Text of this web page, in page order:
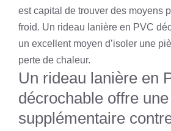
est capital de trouver des moyens
froid. Un rideau lanière en PVC
un excellent moyen d’isoler une
perte de chaleur.
Un rideau lanière en
décrochable offre
supplémentaire